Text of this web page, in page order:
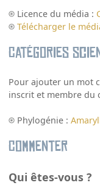
Licence du média :
Télécharger le
Catégories
Pour ajouter un mot
inscrit et membre du
Phylogénie :
Commenter
Qui êtes-vous ?